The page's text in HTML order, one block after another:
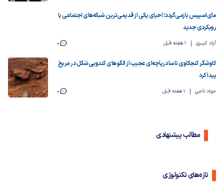
مای‌اسپیس بازمی‌گردد؛ احیای یکی از قدیمی‌ترین شبکه‌های اجتماعی با
رویکردی جدید
آزاد کبیری 1 هفته قبل 0
کاوشگر کنجکاوی ناسا دریاچه‌ای عجیب از الگوهای کندویی‌شکل در مریخ
پیدا کرد
جواد تاجی 1 هفته قبل 0
مطالب پیشنهادی
تازه‌های تکنولوژی